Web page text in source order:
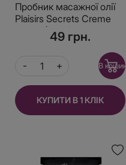
Пробник масажної олії
Plaisirs Secrets Creme
Brulee (3 мл)49 грн.
В кошик
КУПИТИ В 1 КЛІК